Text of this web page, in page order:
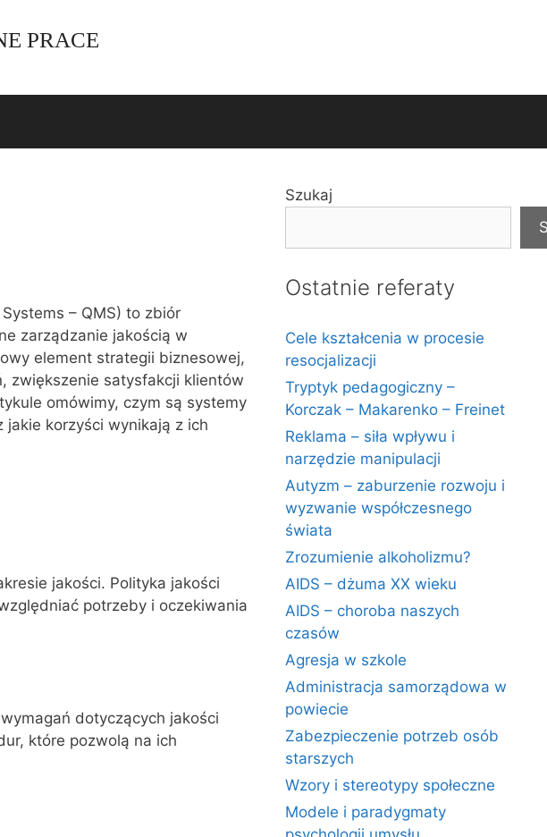
PRACE
– QMS) to zbiór
zarządzanie jakością w
element strategii biznesowej,
zwiększenie satysfakcji klientów
omówimy, czym są systemy
korzyści wynikają z ich
jakości. Polityka jakości
potrzeby i oczekiwania
dotyczących jakości
które pozwolą na ich
Szukaj
Ostatnie referaty
Cele kształcenia w procesie
resocjalizacji
Tryptyk pedagogiczny –
Korczak – Makarenko – Freinet
Reklama – siła wpływu i
narzędzie manipulacji
Autyzm – zaburzenie rozwoju i
wyzwanie współczesnego
świata
Zrozumienie alkoholizmu?
AIDS – dżuma XX wieku
AIDS – choroba naszych
czasów
Agresja w szkole
Administracja samorządowa w
powiecie
Zabezpieczenie potrzeb osób
starszych
Wzory i stereotypy społeczne
Modele i paradygmaty